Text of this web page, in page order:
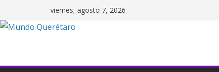
al
contenido
viernes, agosto 7, 2026